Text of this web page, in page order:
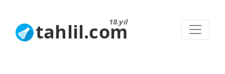
18.yıl
tahlil.com